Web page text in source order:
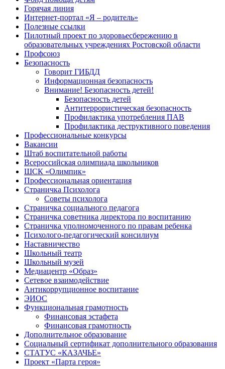
Горячая линия
Интернет-портал «Я – родитель»
Полезные ссылки
Пилотный проект по здоровьесбережению в
образовательных учреждениях Ростовской области
Профсоюз
Безопасность
Говорит ГИБДД
Информационная безопасность
Внимание! Безопасность детей!
Безопасность детей
Антитеррористическая безопасность
Профилактика употребления ПАВ
Профилактика деструктивного поведения
Профессиональные конкурсы
Вакансии
Штаб воспитательной работы
Всероссийская олимпиада школьников
ШСК «Олимпик»
Профессиональная ориентация
Страничка Психолога
Советы психолога
Страничка социального педагога
Страничка советника директора по воспитанию
Страничка уполномоченного по правам ребенка
Психолого-педагогический консилиум
Наставничество
Школьный театр
Школьный музей
Медиацентр «Образ»
Сетевое взаимодействие
Антикоррупционное воспитание
ЭИОС
Функциональная грамотность
Финансовая эстафета
Финансовая грамотность
Дополнительное образование
Социальный сертификат дополнительного образования
СТАТУС «КАЗАЧЬЕ»
Проект «Парта героя»